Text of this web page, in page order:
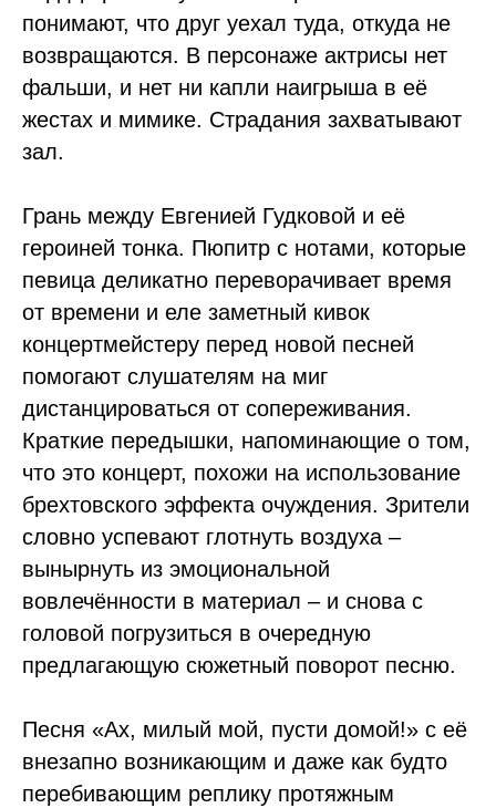
понимают, что друг уехал туда, откуда не
возвращаются. В персонаже актрисы нет
фальши, и нет ни капли наигрыша в её
жестах и мимике. Страдания захватывают
зал.
Грань между Евгенией Гудковой и её
героиней тонка. Пюпитр с нотами, которые
певица деликатно переворачивает время
от времени и еле заметный кивок
концертмейстеру перед новой песней
помогают слушателям на миг
дистанцироваться от сопереживания.
Краткие передышки, напоминающие о том,
что это концерт, похожи на использование
брехтовского эффекта очуждения. Зрители
словно успевают глотнуть воздуха –
вынырнуть из эмоциональной
вовлечённости в материал – и снова с
головой погрузиться в очередную
предлагающую сюжетный поворот песню.
Песня «Ах, милый мой, пусти домой!» с её
внезапно возникающим и даже как будто
перебивающим реплику протяжным